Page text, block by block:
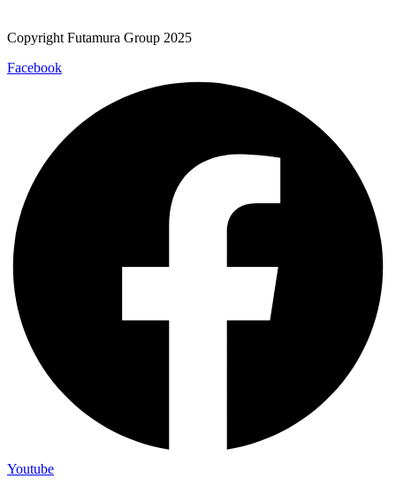
Copyright Futamura Group 2025
Facebook
Youtube